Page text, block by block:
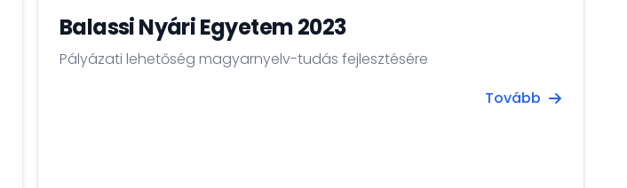
Balassi Nyári Egyetem 2023
Pályázati lehetőség magyarnyelv-tudás fejlesztésére
Tovább